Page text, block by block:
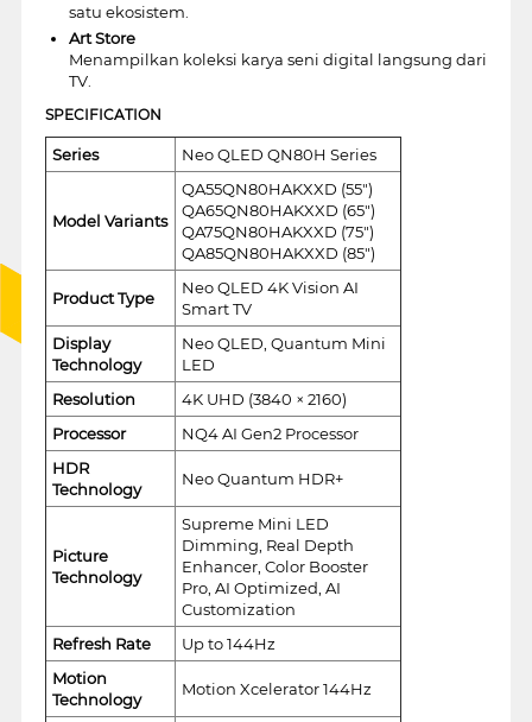
satu ekosistem.
Art Store
Menampilkan koleksi karya seni digital langsung dari
TV.
SPECIFICATION
Series Neo QLED QN80H Series
Model Variants
QA55QN80HAKXXD (55")
QA65QN80HAKXXD (65")
QA75QN80HAKXXD (75")
QA85QN80HAKXXD (85")
Product Type
Neo QLED 4K Vision AI
Smart TV
Display
Technology
Neo QLED, Quantum Mini
LED
Resolution
4K UHD (3840 × 2160)
Processor
NQ4 AI Gen2 Processor
HDR
Technology
Neo Quantum HDR+
Picture
Technology
Supreme Mini LED
Dimming, Real Depth
Enhancer, Color Booster
Pro, AI Optimized, AI
Customization
Refresh Rate
Up to 144Hz
Motion
Technology
Motion Xcelerator 144Hz